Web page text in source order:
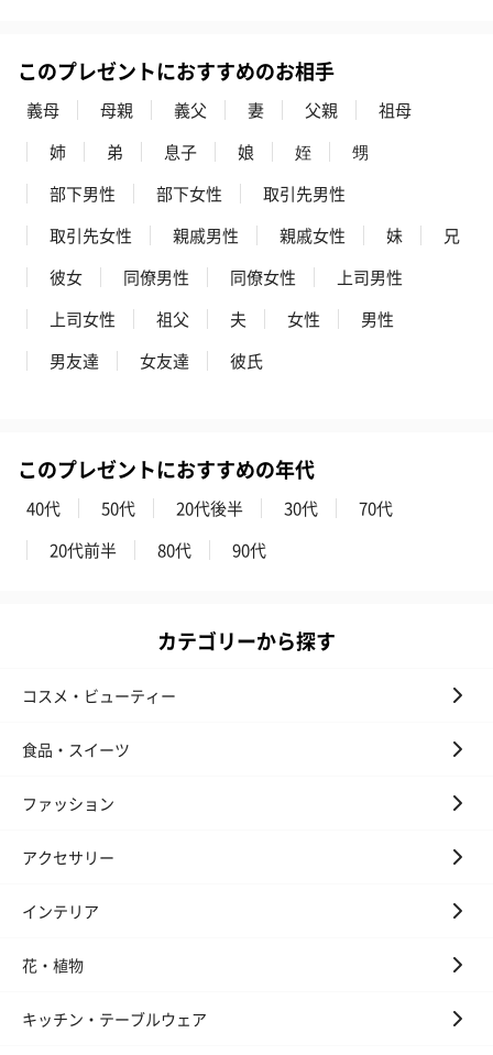
プレミアムビール イネ
ディット（712円）
実楽山田錦 特別純米
酒（655円）
ブラック１２
円）
おつまみ・その他
お酒にぴったりのおつまみ・サプリを同梱してお届けいたしま
す。
いぶりがっことチーズ
のオイル漬（981円）
ごろっとうまみ チーズ
のオイル漬（塩麹&レモ
円）
このプレゼントにおすすめのお相手
義母 母親 義父 妻 父親
祖母
姉
弟 息子 娘 姪
甥
部下男性
部下女性
取引先男性
取引先女性
親戚男性 親戚女性 妹
兄
彼女
同僚男性 同僚女性
上司男性
上司女性
祖父 夫 女性
男性
男友達
女友達 彼氏
このプレゼントにおすすめの年代
40代 50代 20代後半 30代
70代
20代前半
80代 90代
カテゴリーから探す
コスメ・ビューティー
食品・スイーツ
ファッション
アクセサリー
インテリア
花・植物
キッチン・テーブルウェア